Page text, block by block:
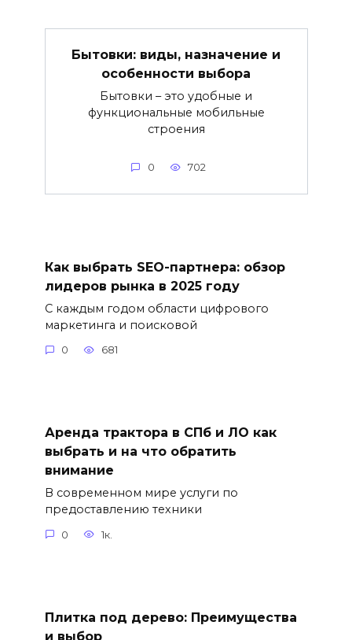
Бытовки: виды, назначение и
особенности выбора
Бытовки – это удобные и
функциональные мобильные
строения
0 702
Как выбрать SEO-партнера: обзор
лидеров рынка в 2025 году
С каждым годом области цифрового
маркетинга и поисковой
0 681
Аренда трактора в СПб и ЛО как
выбрать и на что обратить
внимание
В современном мире услуги по
предоставлению техники
0 1к.
Плитка под дерево: Преимущества
и выбор